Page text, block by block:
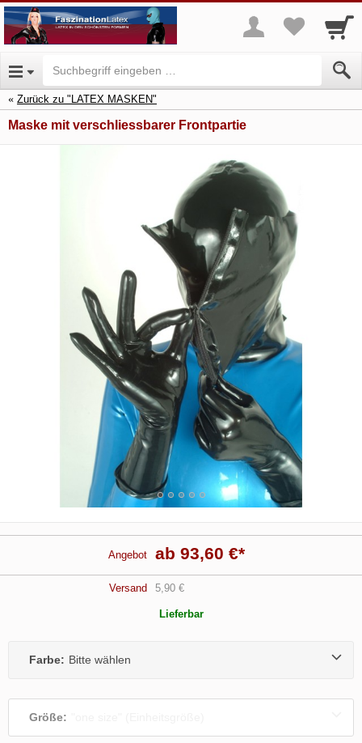
Zurück zu "LATEX MASKEN"
Maske mit verschliessbarer Frontpartie
Angebot ab 93,60 €*
Versand 5,90 €
Lieferbar
Farbe: Bitte wählen
Größe: